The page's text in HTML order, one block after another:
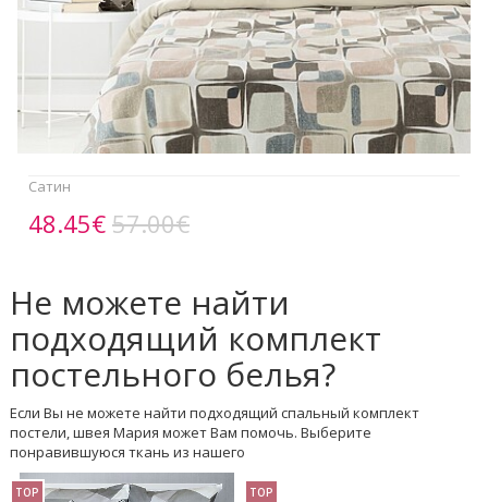
Сатин
48.45€57.00€
Не можете найти
подходящий комплект
постельного белья?
Если Вы не можете найти подходящий спальный комплект
постели, швея Мария может Вам помочь. Выберите
понравившуюся ткань из нашего
TOP TOP